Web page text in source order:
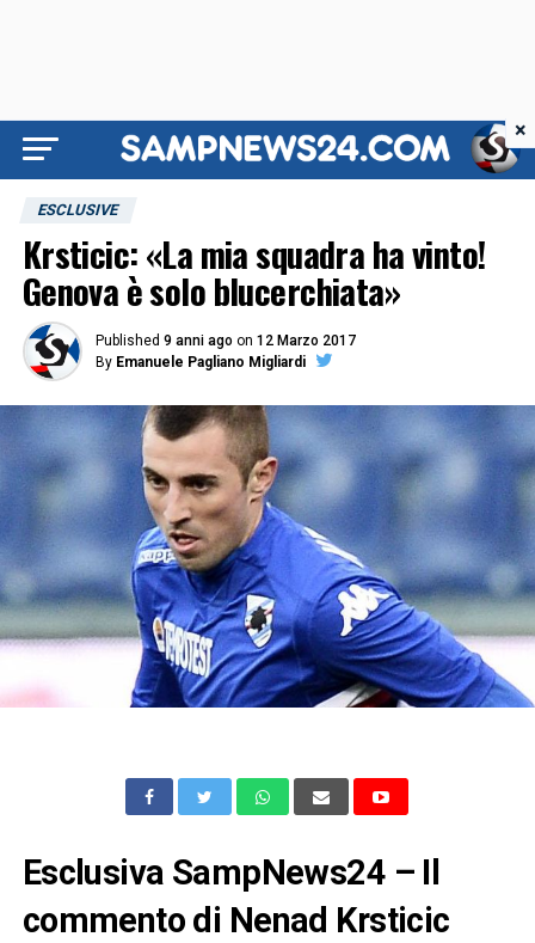
ESCLUSIVE
Krsticic: «La mia squadra ha vinto!
Genova è solo blucerchiata»
Published 9 anni ago on 12 Marzo 2017
By Emanuele Pagliano Migliardi
Esclusiva SampNews24 – Il
commento di Nenad Krsticic
×